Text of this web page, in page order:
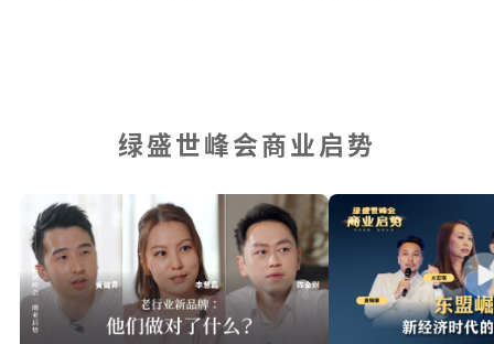
绿盛世峰会商业启势